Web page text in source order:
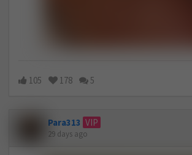
105 178 5
Para313 VIP
29 days ago